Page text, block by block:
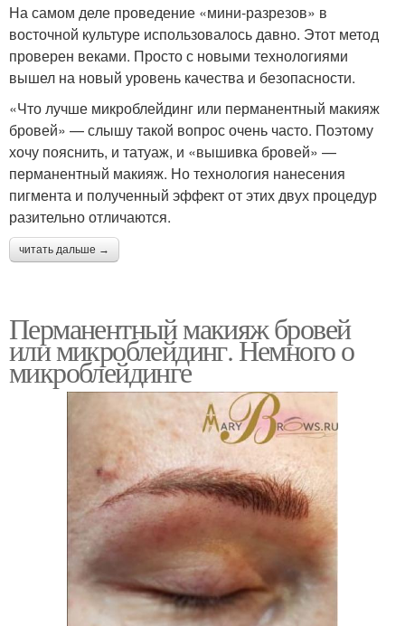
На самом деле проведение «мини-разрезов» в
восточной культуре использовалось давно. Этот метод
проверен веками. Просто с новыми технологиями
вышел на новый уровень качества и безопасности.
«Что лучше микроблейдинг или перманентный макияж
бровей» — слышу такой вопрос очень часто. Поэтому
хочу пояснить, и татуаж, и «вышивка бровей» —
перманентный макияж. Но технология нанесения
пигмента и полученный эффект от этих двух процедур
разительно отличаются.
читать дальше →
Перманентный макияж бровей
или микроблейдинг. Немного о
микроблейдинге